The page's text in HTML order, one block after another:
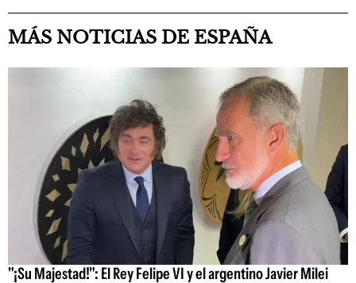
MÁS NOTICIAS DE ESPAÑA
"¡Su Majestad!": El Rey Felipe VI y el argentino Javier Milei